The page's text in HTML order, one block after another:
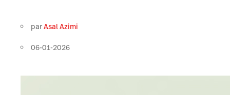
parAsal Azimi
06-01-2026